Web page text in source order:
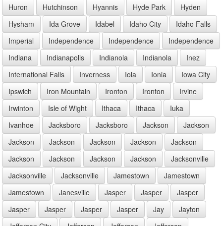
Huron
Hutchinson Hyannis Hyde Park
Hyden
Hysham
Ida Grove Idabel Idaho City
Idaho Falls
Imperial
Independence Independence
Independence
Indiana
Indianapolis Indianola Indianola
Inez
International Falls
Inverness Iola Ionia
Iowa City
Ipswich
Iron Mountain Ironton Ironton
Irvine
Irwinton
Isle of Wight Ithaca Ithaca
Iuka
Ivanhoe
Jacksboro Jacksboro Jackson
Jackson
Jackson
Jackson Jackson Jackson
Jackson
Jackson
Jackson Jackson Jackson
Jacksonville
Jacksonville
Jacksonville Jamestown
Jamestown
Jamestown
Janesville Jasper Jasper
Jasper
Jasper
Jasper Jasper Jasper Jay
Jayton